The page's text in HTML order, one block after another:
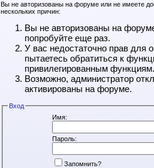
Вы не авторизованы на форуме или не имеете
нескольких причин:
Вы не авторизованы на
попробуйте еще раз.
У вас недостаточно прав для
пытаетесь обратиться к
привилегированным функциям.
Возможно, администратор
активированы на форуме.
Вход
Имя:
Пароль:
Запомнить?